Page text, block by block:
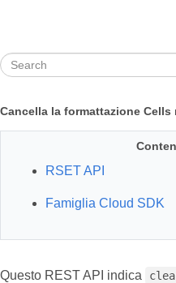
Cancella la formattazione
RSET API
Famiglia Cloud SDK
Questo REST API indica